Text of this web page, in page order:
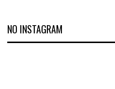
NO INSTAGRAM